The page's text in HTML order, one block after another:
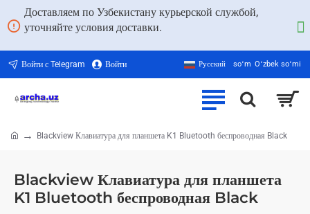
Доставляем по Узбекистану курьерской службой,
уточняйте условия доставки.
Войти с Telegram Войти Русский soʻm Oʻzbek soʻmi
Blackview Клавиатура для планшета
K1 Bluetooth беспроводная Black
Blackview Клавиатура для планшета K1 Bluetooth беспроводная Black